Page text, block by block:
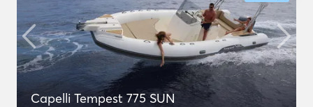
Capelli Tempest 775 SUN